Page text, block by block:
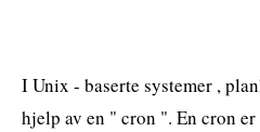
I Unix - baserte systemer ,
hjelp av en " cron ". En cron